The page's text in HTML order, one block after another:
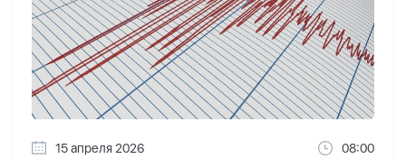
15 апреля 2026 08:00